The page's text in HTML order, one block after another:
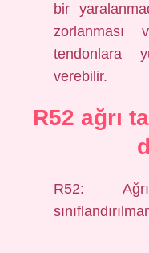
bir
tendonlara
verebilir.
R52 ağrı
R52: